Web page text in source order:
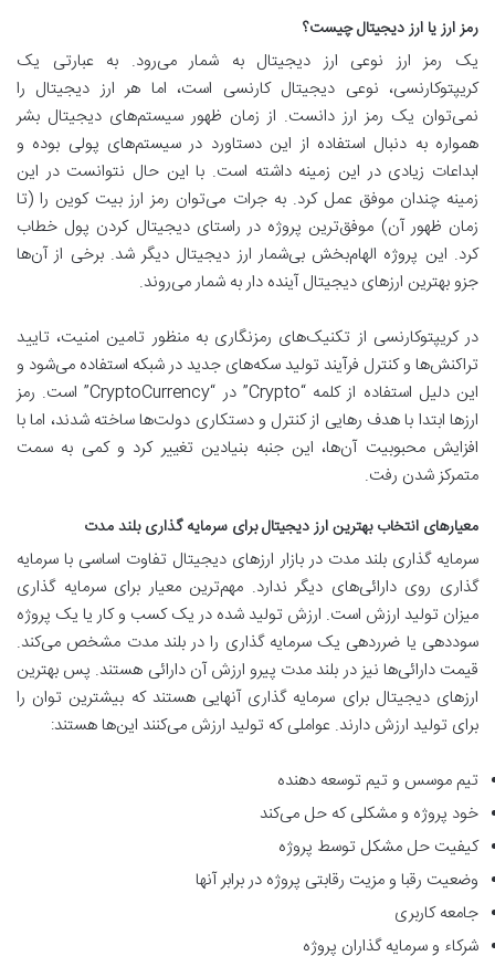
رمز ارز یا ارز دیجیتال چیست؟
یک رمز ارز نوعی ارز دیجیتال به شمار می‌رود. به عبارتی یک
کریپتوکارنسی، نوعی دیجیتال کارنسی است، اما هر ارز دیجیتال را
نمی‌توان یک رمز ارز دانست. از زمان ظهور سیستم‌های دیجیتال بشر
همواره به دنبال استفاده از این دستاورد در سیستم‌های پولی بوده و
ابداعات زیادی در این زمینه داشته است. با این حال نتوانست در این
زمینه چندان موفق عمل کرد. به جرات می‌توان رمز ارز بیت کوین را (تا
زمان ظهور آن) موفق‌ترین پروژه در راستای دیجیتال کردن پول خطاب
کرد. این پروژه الهام‌بخش بی‌شمار ارز دیجیتال دیگر شد. برخی از آن‌ها
جزو بهترین ارزهای دیجیتال آینده دار به شمار می‌روند.
در کریپتوکارنسی از تکنیک‌های رمزنگاری به منظور تامین امنیت، تایید
تراکنش‌ها و کنترل فرآیند تولید سکه‌های جدید در شبکه استفاده می‌شود و
این دلیل استفاده از کلمه “Crypto” در “CryptoCurrency” است. رمز
ارزها ابتدا با هدف رهایی از کنترل و دستکاری دولت‌ها ساخته شدند، اما با
افزایش محبوبیت آن‌ها، این جنبه بنیادین تغییر کرد و کمی به سمت
متمرکز شدن رفت.
معیارهای انتخاب بهترین ارز دیجیتال برای سرمایه گذاری بلند مدت
سرمایه گذاری بلند مدت در بازار ارزهای دیجیتال تفاوت اساسی با سرمایه
گذاری روی دارائی‌های دیگر ندارد. مهم‌ترین معیار برای سرمایه گذاری
میزان تولید ارزش است. ارزش تولید شده در یک کسب و کار یا یک پروژه
سوددهی یا ضرردهی یک سرمایه گذاری را در بلند مدت مشخص می‌کند.
قیمت دارائی‌ها نیز در بلند مدت پیرو ارزش آن دارائی هستند. پس بهترین
ارزهای دیجیتال برای سرمایه گذاری آنهایی هستند که بیشترین توان را
برای تولید ارزش دارند. عواملی که تولید ارزش می‌کنند این‌ها هستند:
تیم موسس و تیم توسعه دهنده
خود پروژه و مشکلی که حل می‌کند
کیفیت حل مشکل توسط پروژه
وضعیت رقبا و مزیت رقابتی پروژه در برابر آنها
جامعه کاربری
شرکاء و سرمایه گذاران پروژه